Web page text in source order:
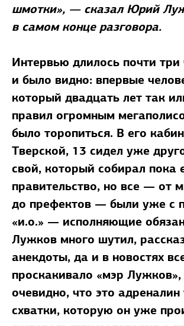
шмотки», — сказал Юрий
в самом конце разговора.
Интервью длилось почти три
и было видно: впервые
который двадцать лет так
правил огромным
было торопиться. В его
Тверской, 13 сидел уже
свой, который собирал пока
правительство, но все — от
до префектов — были уже с
«и.о.» — исполняющие
Лужков много шутил,
анекдоты, да и в новостях
проскакивало «мэр
очевидно, что это адреналин
схватки, которую он уже